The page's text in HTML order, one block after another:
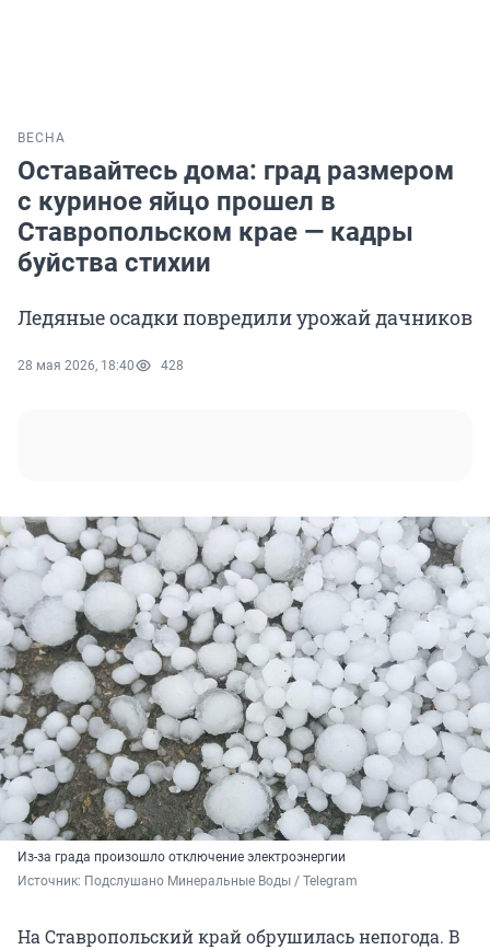
ВЕСНА
Оставайтесь дома: град размером
с куриное яйцо прошел в
Ставропольском крае — кадры
буйства стихии
Ледяные осадки повредили урожай дачников
28 мая 2026, 18:40 428
Из-за града произошло отключение электроэнергии
Источник: Подслушано Минеральные Воды / Telegram
На Ставропольский край обрушилась непогода. В